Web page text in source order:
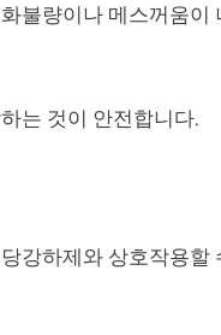
불량이나 메스꺼움
는 것이 안전합니다.
강하제와 상호작용